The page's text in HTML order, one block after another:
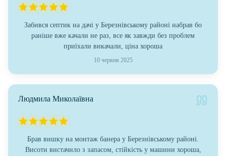
Забився септик на дачі у Березнівському районі набрав бо
раніше вже качали не раз, все як завжди без проблем
приїхали викачали, ціна хороша
10 червня 2025
Людмила Миколаївна
Брав вишку на монтаж банера у Березнівському районі.
Висоти вистачило з запасом, стійкість у машини хороша,